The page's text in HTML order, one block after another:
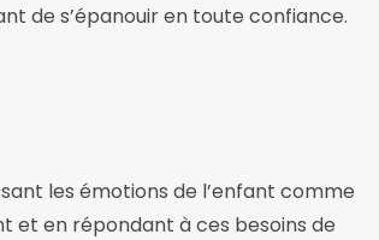
de s’épanouir en toute confiance.
les émotions de l’enfant comme
et en répondant à ces besoins de